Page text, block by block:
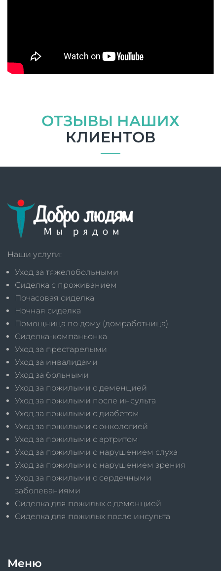
ОТЗЫВЫ НАШИХ
КЛИЕНТОВ
Наши услуги:
Уход за тяжелобольными
Сиделка с проживанием
Почасовая сиделка
Ночная сиделка
Помощница по дому (домработница)
Сиделка-компаньонка
Уход за престарелыми
Уход за инвалидами
Уход за больными
Уход за пожилыми с деменцией
Уход за пожилыми после инсульта
Уход за пожилыми с диабетом
Уход за пожилыми с онкологией
Уход за пожилыми с артритом
Уход за пожилыми с нарушением слуха
Уход за пожилыми с нарушением зрения
Уход за пожилыми с сердечными
заболеваниями
Сиделка для пожилых с деменцией
Сиделка для пожилых после инсульта
Меню